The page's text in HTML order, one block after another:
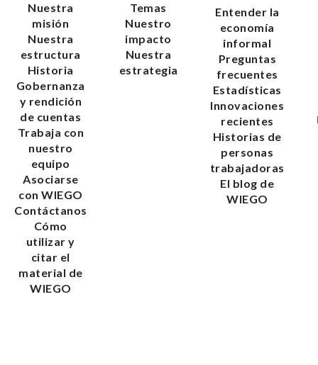
Nuestra
misión
Nuestra
estructura
Historia
Gobernanza
y rendición
de cuentas
Trabaja con
nuestro
equipo
Asociarse
con WIEGO
Contáctanos
Cómo
utilizar y
citar el
material de
WIEGO
Temas
Nuestro
impacto
Nuestra
estrategia
Entender la
economía
informal
Preguntas
frecuentes
Estadísticas
Innovaciones
recientes
Historias de
personas
trabajadoras
El blog de
WIEGO